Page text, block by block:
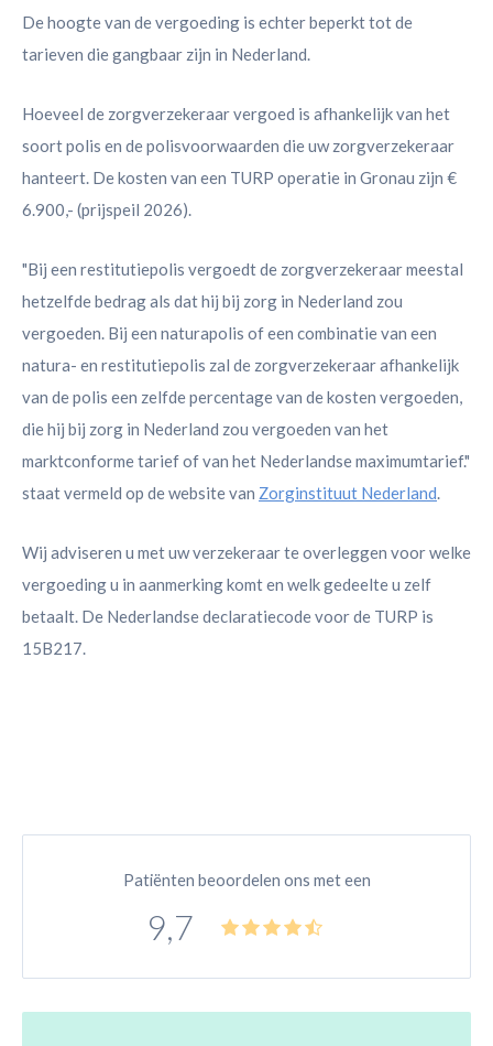
De hoogte van de vergoeding is echter beperkt tot de
tarieven die gangbaar zijn in Nederland.
Hoeveel de zorgverzekeraar vergoed is afhankelijk van het
soort polis en de polisvoorwaarden die uw zorgverzekeraar
hanteert. De kosten van een TURP operatie in Gronau zijn €
6.900,- (prijspeil 2026).
"Bij een restitutiepolis vergoedt de zorgverzekeraar meestal
hetzelfde bedrag als dat hij bij zorg in Nederland zou
vergoeden. Bij een naturapolis of een combinatie van een
natura- en restitutiepolis zal de zorgverzekeraar afhankelijk
van de polis een zelfde percentage van de kosten vergoeden,
die hij bij zorg in Nederland zou vergoeden van het
marktconforme tarief of van het Nederlandse maximumtarief."
staat vermeld op de website van Zorginstituut Nederland.
Wij adviseren u met uw verzekeraar te overleggen voor welke
vergoeding u in aanmerking komt en welk gedeelte u zelf
betaalt. De Nederlandse declaratiecode voor de TURP is
15B217.
Patiënten beoordelen ons met een
9,7